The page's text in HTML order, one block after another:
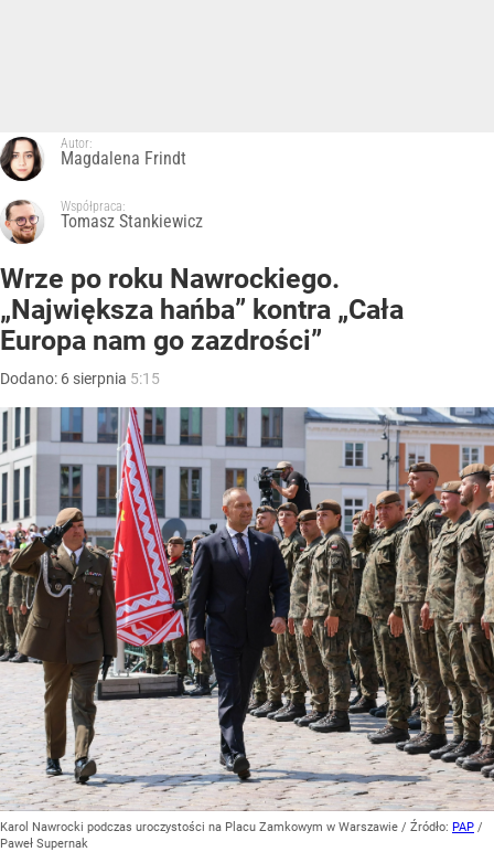
Autor:
Magdalena Frindt
Współpraca:
Tomasz Stankiewicz
Wrze po roku Nawrockiego.
„Największa hańba” kontra „Cała
Europa nam go zazdrości”
Dodano: 6 sierpnia 5:15
Karol Nawrocki podczas uroczystości na Placu Zamkowym w Warszawie / Źródło: PAP /
Paweł Supernak